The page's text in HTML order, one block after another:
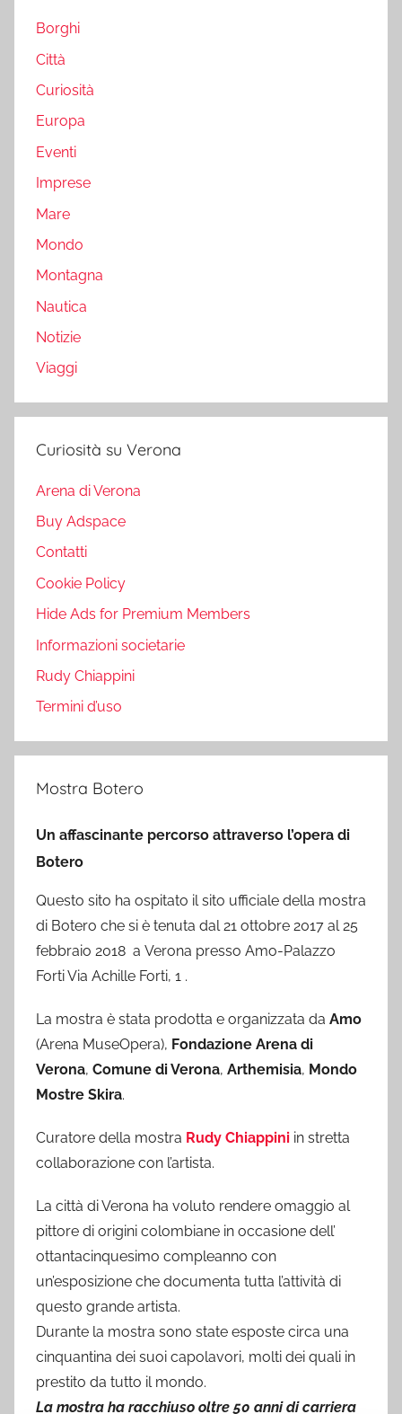
Borghi
Città
Curiosità
Europa
Eventi
Imprese
Mare
Mondo
Montagna
Nautica
Notizie
Viaggi
Curiosità su Verona
Arena di Verona
Buy Adspace
Contatti
Cookie Policy
Hide Ads for Premium Members
Informazioni societarie
Rudy Chiappini
Termini d’uso
Mostra Botero
Un affascinante percorso attraverso l’opera di
Botero
Questo sito ha ospitato il sito ufficiale della mostra
di Botero che si è tenuta dal 21 ottobre 2017 al 25
febbraio 2018 a Verona presso Amo-Palazzo
Forti Via Achille Forti, 1 .
La mostra è stata prodotta e organizzata da Amo
(Arena MuseOpera), Fondazione Arena di
Verona, Comune di Verona, Arthemisia, Mondo
Mostre Skira.
Curatore della mostra Rudy Chiappini in stretta
collaborazione con l’artista.
La città di Verona ha voluto rendere omaggio al
pittore di origini colombiane in occasione dell’
ottantacinquesimo compleanno con
un’esposizione che documenta tutta l’attività di
questo grande artista.
Durante la mostra sono state esposte circa una
cinquantina dei suoi capolavori, molti dei quali in
prestito da tutto il mondo.
La mostra ha racchiuso oltre 50 anni di carriera